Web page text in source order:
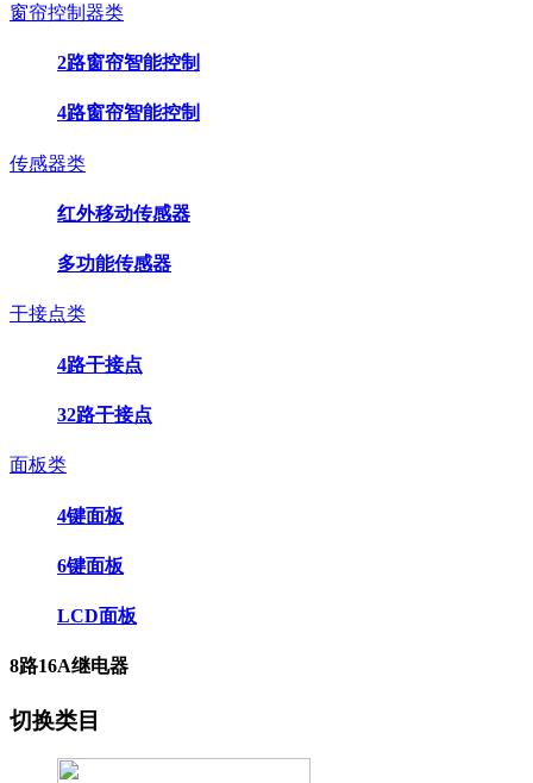
窗帘控制器类
2路窗帘智能控制
4路窗帘智能控制
传感器类
红外移动传感器
多功能传感器
干接点类
4路干接点
32路干接点
面板类
4键面板
6键面板
LCD面板
8路16A继电器
切换类目